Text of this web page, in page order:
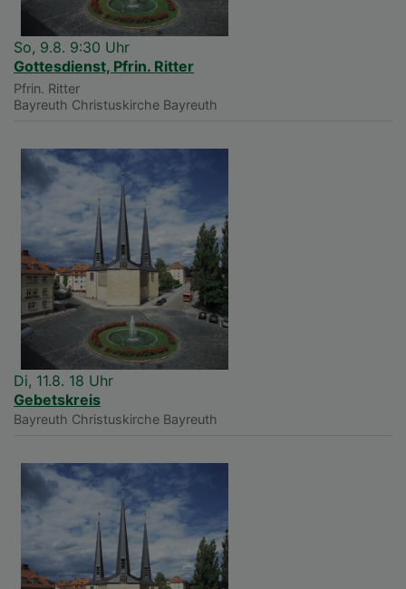
So, 9.8. 9:30 Uhr
Gottesdienst, Pfrin. Ritter
Pfrin. Ritter
Bayreuth Christuskirche Bayreuth
Di, 11.8. 18 Uhr
Gebetskreis
Bayreuth Christuskirche Bayreuth